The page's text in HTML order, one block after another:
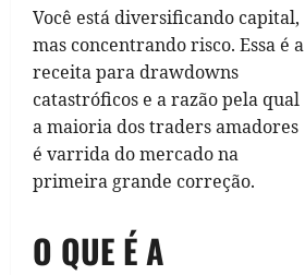
Você está diversificando capital,
mas concentrando risco. Essa é a
receita para drawdowns
catastróficos e a razão pela qual
a maioria dos traders amadores
é varrida do mercado na
primeira grande correção.
O QUE É A